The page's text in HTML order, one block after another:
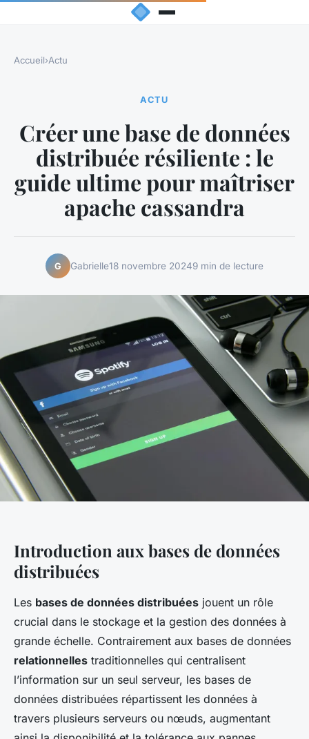
Accueil›Actu
ACTU
Créer une base de données
distribuée résiliente : le
guide ultime pour maîtriser
apache cassandra
G Gabrielle18 novembre 20249 min de lecture
Introduction aux bases de données
distribuées
Les bases de données distribuées jouent un rôle
crucial dans le stockage et la gestion des données à
grande échelle. Contrairement aux bases de données
relationnelles traditionnelles qui centralisent
l’information sur un seul serveur, les bases de
données distribuées répartissent les données à
travers plusieurs serveurs ou nœuds, augmentant